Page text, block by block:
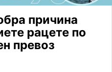
причина
рацете по
превоз